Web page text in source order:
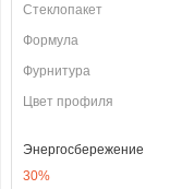
Стеклопакет
Формула
Фурнитура
Цвет профиля
Энергосбережение
30%